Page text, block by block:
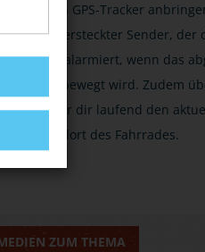
einen GPS-Tracker
ein versteckter Sender, der
SMS alarmiert, wenn das
Rad bewegt wird. Zudem
dieser dir laufend den
Standort des Fahrrades.
ZUM THEMA